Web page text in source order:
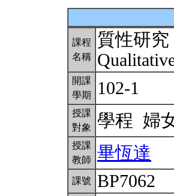
課程
名稱
質性研究
開課
學期
102-1
授課
對象
學程 婦
授課
教師
畢恆達
課號 BP7062